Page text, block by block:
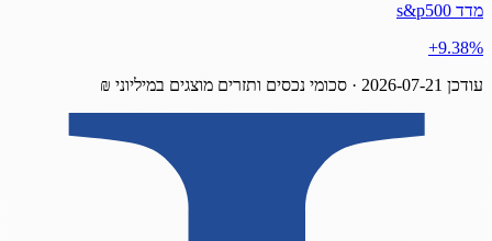
מדד s&p500
‎+9.38%
עודכן 2026-07-21 · סכומי נכסים ותזרים מוצגים במיליוני ₪